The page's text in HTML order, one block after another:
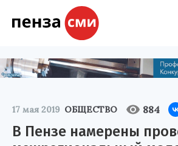
17 мая 2019 ОБЩЕСТВО 884
В Пензе намерены